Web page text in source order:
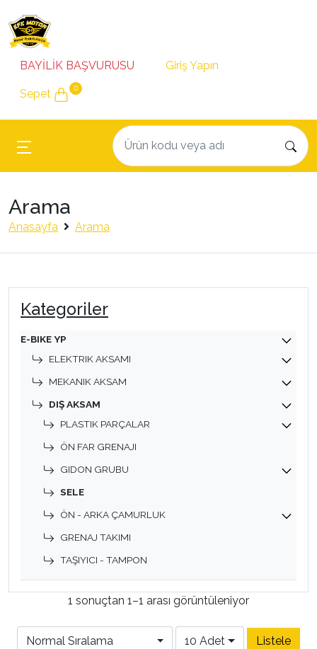
BAYİLİK BAŞVURUSU Giriş Yapın
Sepet 0
Arama
Anasayfa Arama
Kategoriler
E-BIKE YP
ELEKTRIK AKSAMI
MEKANIK AKSAM
DIŞ AKSAM
PLASTIK PARÇALAR
ÖN FAR GRENAJI
GIDON GRUBU
SELE
ÖN - ARKA ÇAMURLUK
GRENAJ TAKIMI
TAŞIYICI - TAMPON
1 sonuçtan 1–1 arası görüntüleniyor
Normal Sıralama 10 Adet